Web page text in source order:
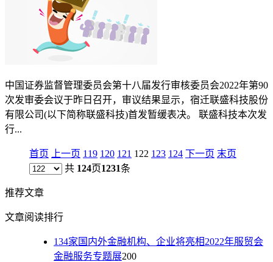
中国证券监督管理委员会第十八届发行审核委员会2022年第90
次发审委会议于昨日召开，审议结果显示，宿迁联盛科技股份
有限公司(以下简称联盛科技)首发暂缓表决。 联盛科技本次发
行...
首页 上一页 119 120 121 122 123 124 下一页 末页
共 124页1231条
推荐文章
文章阅读排行
134家国内外金融机构、企业将亮相2022年服贸会
金融服务专题展200